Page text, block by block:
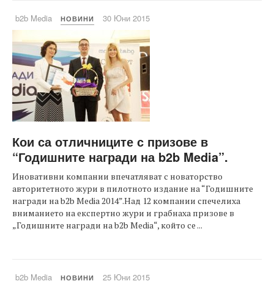
b2b Media НОВИНИ 30 Юни 2015
Кои са отличниците с призове в
“Годишните награди на b2b Media”.
Иновативни компании впечатляват с новаторство
авторитетното жури в пилотното издание на “Годишните
награди на b2b Media 2014”.Над 12 компании спечелиха
вниманието на експертно жури и грабнаха призове в
„Годишните награди на b2b Media“, който се ...
b2b Media НОВИНИ 25 Юни 2015